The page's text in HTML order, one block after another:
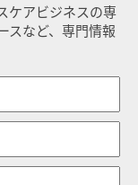
ケアビジネスの専
スなど、専門情報